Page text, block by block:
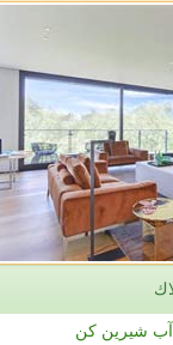
آب شیرین کن